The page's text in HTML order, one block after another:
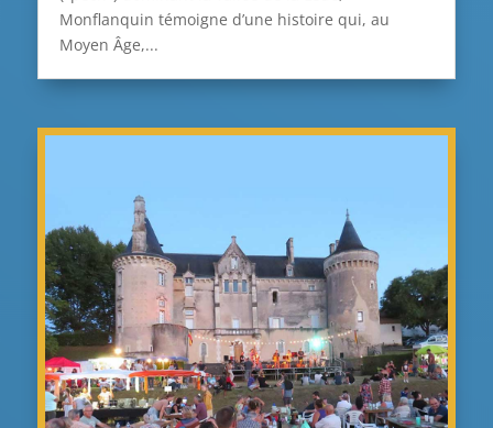
Monflanquin témoigne d’une histoire qui, au
Moyen Âge,...